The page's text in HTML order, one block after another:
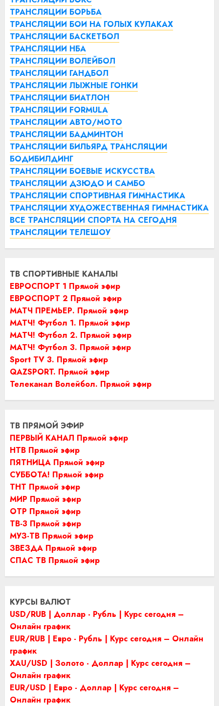
ТРАНСЛЯЦИИ БОРЬБА
ТРАНСЛЯЦИИ БОИ НА ГОЛЫХ КУЛАКАХ
ТРАНСЛЯЦИИ БАСКЕТБОЛ
ТРАНСЛЯЦИИ НБА
ТРАНСЛЯЦИИ ВОЛЕЙБОЛ
ТРАНСЛЯЦИИ ГАНДБОЛ
ТРАНСЛЯЦИИ ЛЫЖНЫЕ ГОНКИ
ТРАНСЛЯЦИИ БИАТЛОН
ТРАНСЛЯЦИИ FORMULA
ТРАНСЛЯЦИИ АВТО/МОТО
ТРАНСЛЯЦИИ БАДМИНТОН
ТРАНСЛЯЦИИ БИЛЬЯРД ТРАНСЛЯЦИИ
БОДИБИЛДИНГ
ТРАНСЛЯЦИИ БОЕВЫЕ ИСКУССТВА
ТРАНСЛЯЦИИ ДЗЮДО И САМБО
ТРАНСЛЯЦИИ СПОРТИВНАЯ ГИМНАСТИКА
ТРАНСЛЯЦИИ ХУДОЖЕСТВЕННАЯ ГИМНАСТИКА
ВСЕ ТРАНСЛЯЦИИ СПОРТА НА СЕГОДНЯ
ТРАНСЛЯЦИИ ТЕЛЕШОУ
ТВ СПОРТИВНЫЕ КАНАЛЫ
ЕВРОСПОРТ 1 Прямой эфир
ЕВРОСПОРТ 2 Прямой эфир
МАТЧ ПРЕМЬЕР. Прямой эфир
МАТЧ! Футбол 1. Прямой эфир
МАТЧ! Футбол 2. Прямой эфир
МАТЧ! Футбол 3. Прямой эфир
Sport TV 3. Прямой эфир
QAZSPORT. Прямой эфир
Телеканал Волейбол. Прямой эфир
ТВ ПРЯМОЙ ЭФИР
ПЕРВЫЙ КАНАЛ Прямой эфир
НТВ Прямой эфир
ПЯТНИЦА Прямой эфир
СУББОТА! Прямой эфир
ТНТ Прямой эфир
МИР Прямой эфир
ОТР Прямой эфир
ТВ-3 Прямой эфир
МУЗ-ТВ Прямой эфир
ЗВЕЗДА Прямой эфир
СПАС ТВ Прямой эфир
КУРСЫ ВАЛЮТ
USD/RUB | Доллар - Рубль | Курс сегодня –
Онлайн график
EUR/RUB | Евро - Рубль | Курс сегодня – Онлайн
график
XAU/USD | Золото - Доллар | Курс сегодня –
Онлайн график
EUR/USD | Евро - Доллар | Курс сегодня –
Онлайн график